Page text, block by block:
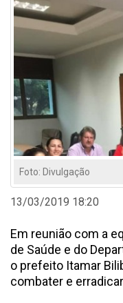
Foto: Divulgação
13/03/2019 18:20
Em reunião com a
de Saúde e do
o prefeito Itamar
combater e